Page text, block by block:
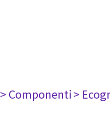
> Componenti>